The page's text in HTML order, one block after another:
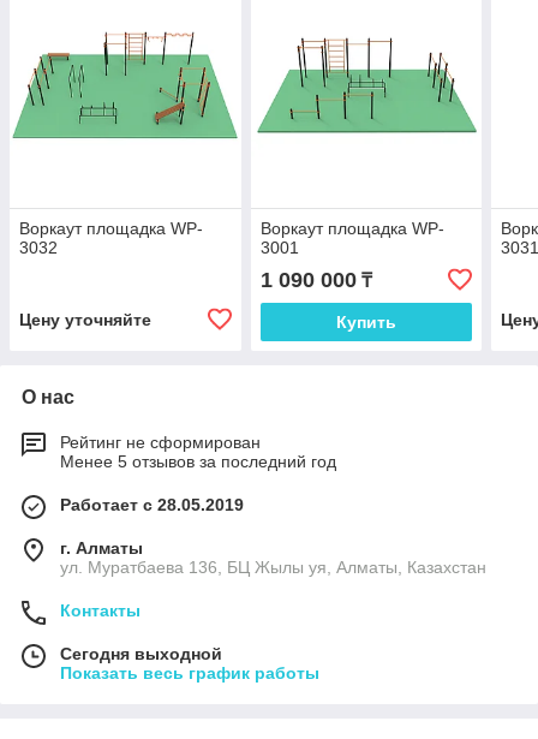
Воркаут площадка WP-
3032
Цену уточняйте
Воркаут площадка WP-
3001
1 090 000₸
Купить
О нас
Рейтинг не сформирован
Менее 5 отзывов за последний год
Работает с 28.05.2019
г. Алматы
ул. Муратбаева 136, БЦ Жылы уя, Алматы, Казахстан
Контакты
Сегодня выходной
Показать весь график работы